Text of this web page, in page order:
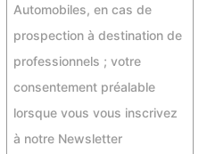
Automobiles, en cas de
prospection à destination de
professionnels ; votre
consentement préalable
lorsque vous vous inscrivez
à notre Newsletter